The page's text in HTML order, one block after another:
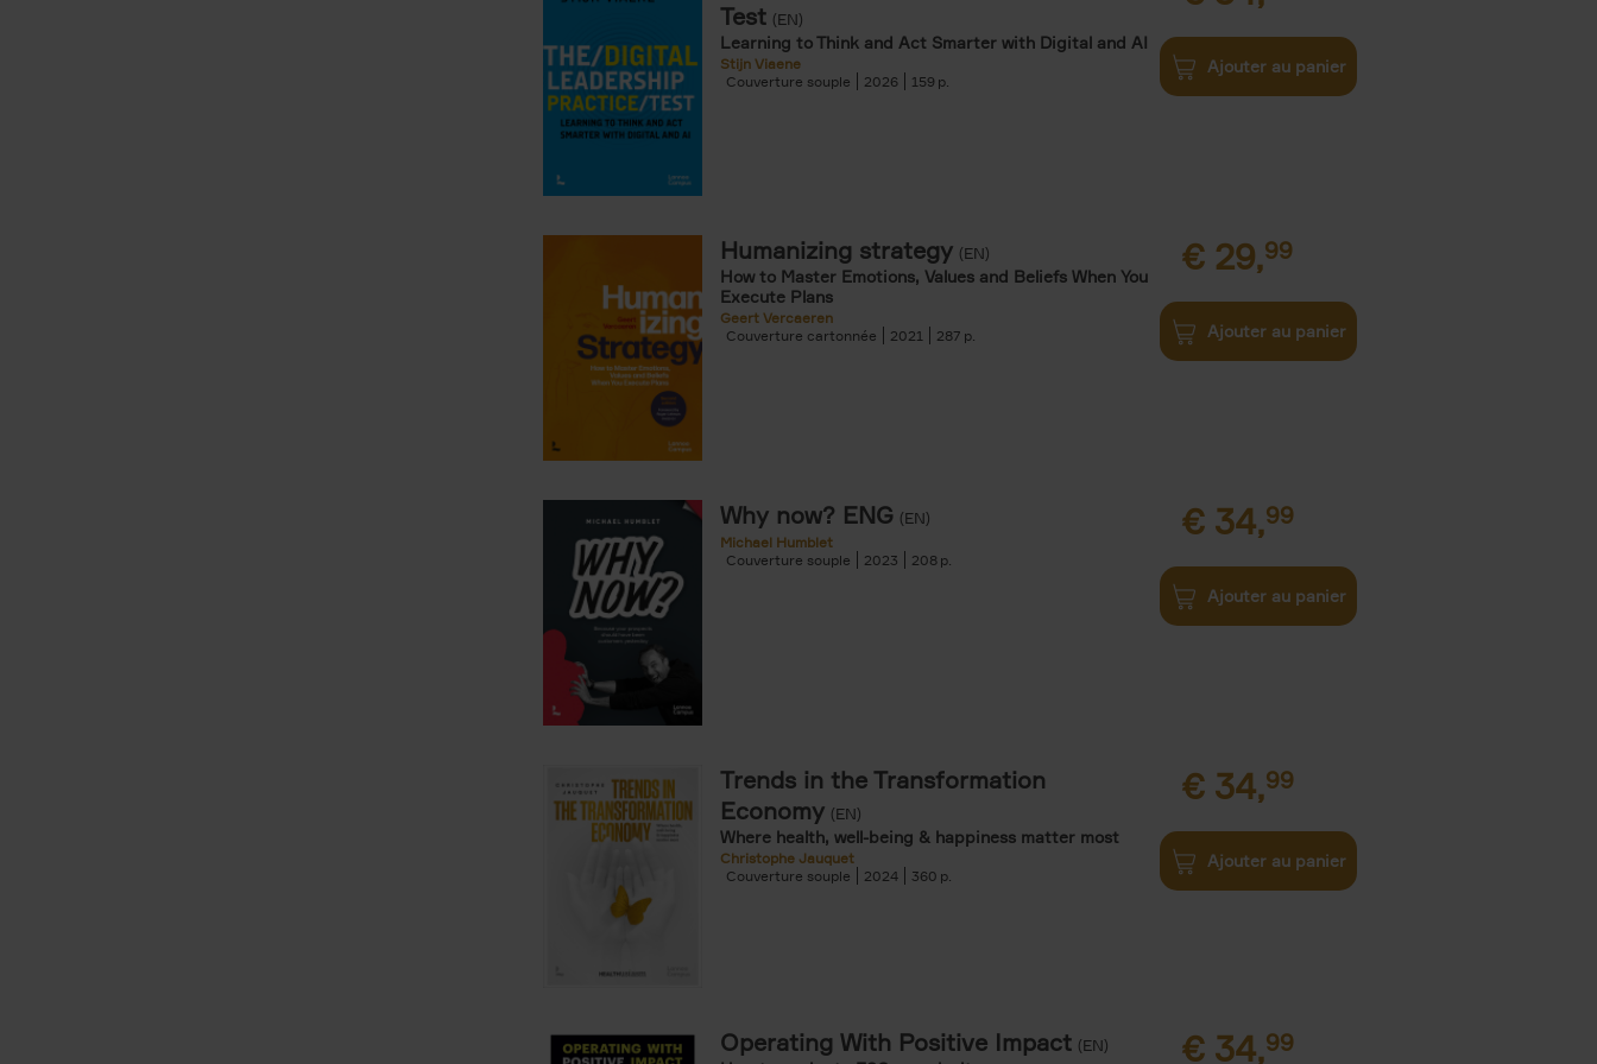
Test (EN)
Learning to Think and Act Smarter with Digital and AI
Stijn Viaene
Couverture souple
2026 159
Ajouter au panier
Humanizing strategy (EN)
How to Master Emotions, Values and Beliefs When You
Execute Plans
Geert Vercaeren
Couverture cartonnée
2021 287
€ 29,99
Ajouter au panier
Why now? ENG (EN)
Michael Humblet
Couverture souple
2023 208
€ 34,99
Ajouter au panier
Trends in the Transformation
Economy (EN)
Where health, well-being & happiness matter most
Christophe Jauquet
Couverture souple
2024 360
€ 34,99
Ajouter au panier
Operating With Positive Impact (EN) € 34,99